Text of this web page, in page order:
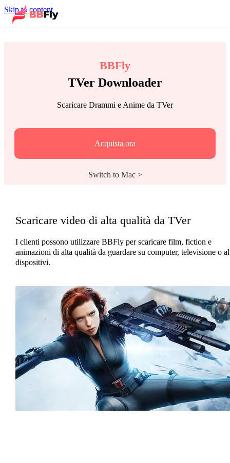
Skip to content
BBFly
TVer Downloader
Scaricare Drammi e Anime da TVer
Acquista ora
Switch to Mac >
Scaricare video di alta qualità da TVer
I clienti possono utilizzare BBFly per scaricare film, fiction e
animazioni di alta qualità da guardare su computer, televisione o
dispositivi.